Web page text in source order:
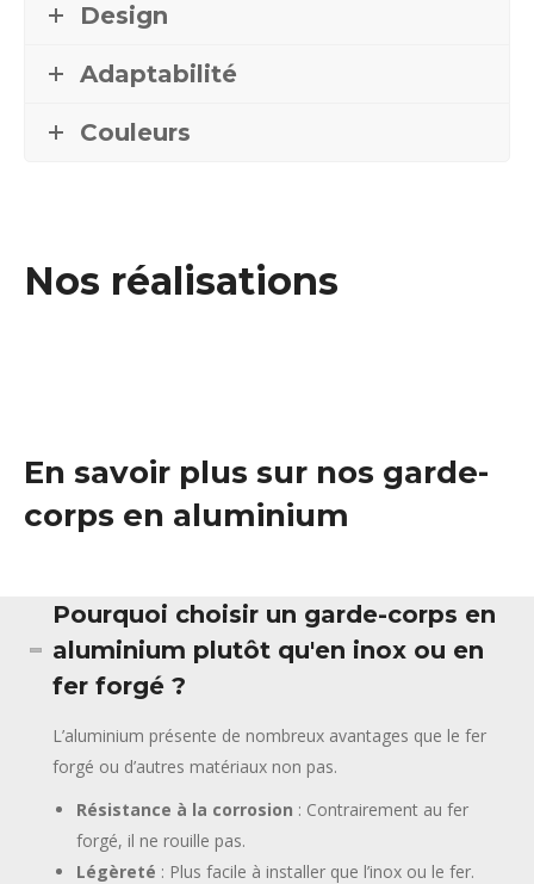
Design
Adaptabilité
Couleurs
Nos réalisations
En savoir plus sur nos garde-
corps en aluminium
Pourquoi choisir un garde-corps en
aluminium plutôt qu'en inox ou en
fer forgé ?
L’aluminium présente de nombreux avantages que le fer
forgé ou d’autres matériaux non pas.
Résistance à la corrosion : Contrairement au fer
forgé, il ne rouille pas.
Légèreté : Plus facile à installer que l’inox ou le fer.